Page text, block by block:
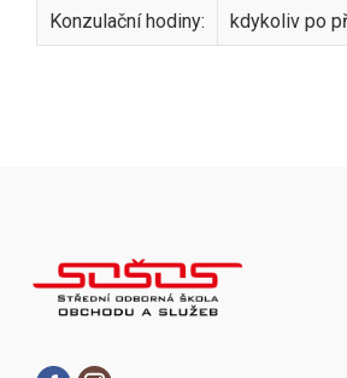
Konzulační hodiny: kdykoliv po